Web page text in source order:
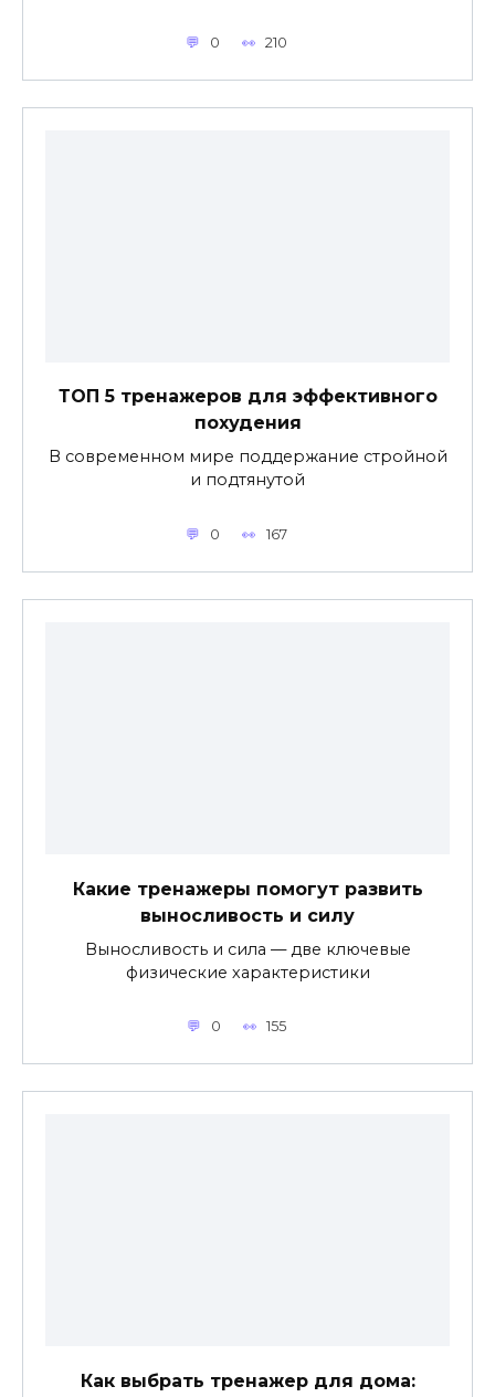
0 210
ТОП 5 тренажеров для эффективного
похудения
В современном мире поддержание стройной
и подтянутой
0 167
Какие тренажеры помогут развить
выносливость и силу
Выносливость и сила — две ключевые
физические характеристики
0 155
Как выбрать тренажер для дома: